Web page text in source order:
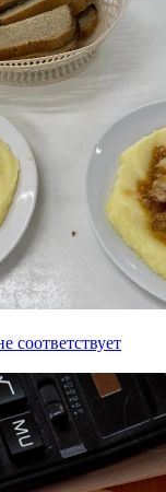
соответствует